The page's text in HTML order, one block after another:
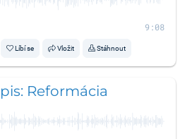
9:08
Líbí se Vložit Stáhnout
Reformácia